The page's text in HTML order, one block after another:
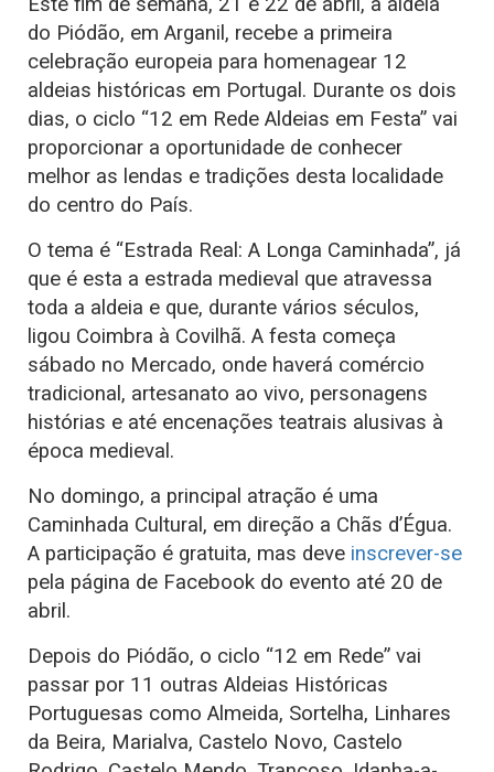
do Piódão, em Arganil, recebe a primeira
celebração europeia para homenagear 12
aldeias históricas em Portugal. Durante os dois
dias, o ciclo “12 em Rede Aldeias em Festa” vai
proporcionar a oportunidade de conhecer
melhor as lendas e tradições desta localidade
do centro do País.
O tema é “Estrada Real: A Longa Caminhada”, já
que é esta a estrada medieval que atravessa
toda a aldeia e que, durante vários séculos,
ligou Coimbra à Covilhã. A festa começa
sábado no Mercado, onde haverá comércio
tradicional, artesanato ao vivo, personagens
histórias e até encenações teatrais alusivas à
época medieval.
No domingo, a principal atração é uma
Caminhada Cultural, em direção a Chãs d’Égua.
A participação é gratuita, mas deve inscrever-se
pela página de Facebook do evento até 20 de
abril.
Depois do Piódão, o ciclo “12 em Rede” vai
passar por 11 outras Aldeias Históricas
Portuguesas como Almeida, Sortelha, Linhares
da Beira, Marialva, Castelo Novo, Castelo